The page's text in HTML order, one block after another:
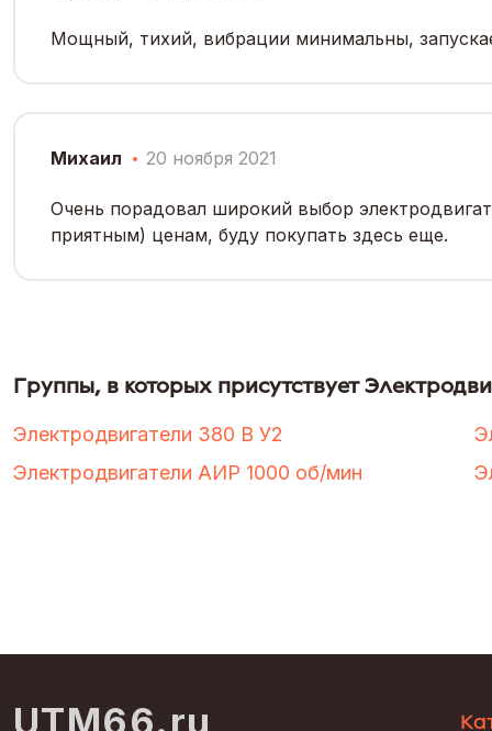
Мощный, тихий, вибрации минимальны,
Михаил 20 ноября 2021
Очень порадовал широкий выбор
приятным) ценам, буду покупать здесь еще.
Группы, в которых присутствует
Электродвигатели 380 В У2
Электродвигатели АИР 1000 об/мин
UTM66.ru